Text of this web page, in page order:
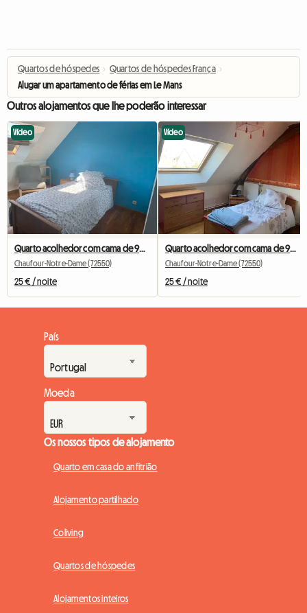
Quartos de hóspedes › Quartos de hóspedes França ›
Alugar um apartamento de férias em Le Mans
Outros alojamentos que lhe poderão interessar
Vídeo
Quarto acolhedor com cama de 90 cm, a 6 km da Universidade de Le Mans
Chaufour-Notre-Dame (72550)
25 € / noite
Vídeo
Quarto acolhedor com cama de 90 cm, a 6 km da Universidade de Le Mans
Chaufour-Notre-Dame (72550)
25 € / noite
País
Moeda
Os nossos tipos de alojamento
Quarto em casa do anfitrião
Alojamento partilhado
Coliving
Quartos de hóspedes
Alojamentos inteiros